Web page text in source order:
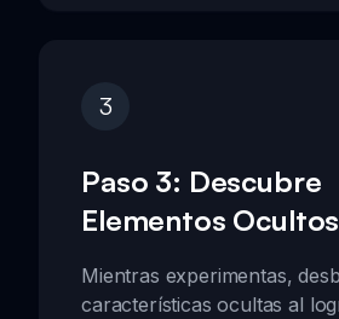
3
Paso 3: Descubre
Elementos Ocultos
Mientras experimentas,
características ocultas al